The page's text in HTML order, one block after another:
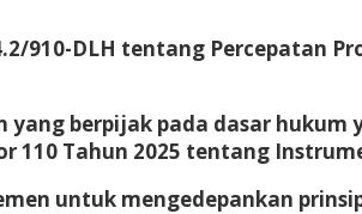
910-DLH tentang Percepatan
berpijak pada dasar
110 Tahun 2025 tentang
untuk mengedepankan